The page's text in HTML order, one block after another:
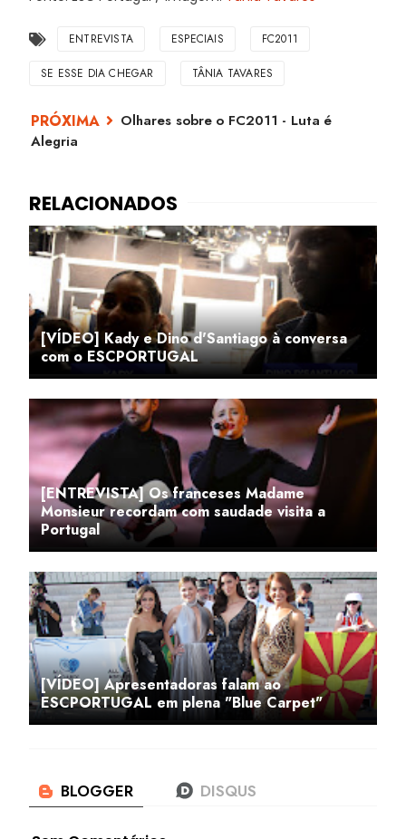
ENTREVISTA ESPECIAIS FC2011
SE ESSE DIA CHEGAR TÂNIA TAVARES
Olhares sobre o FC2011 - Luta é
Alegria
[VÍDEO] Kady e Dino d'Santiago à conversa
com o ESCPORTUGAL
[ENTREVISTA] Os franceses Madame
Monsieur recordam com saudade visita a
Portugal
[VÍDEO] Apresentadoras falam ao
ESCPORTUGAL em plena "Blue Carpet"